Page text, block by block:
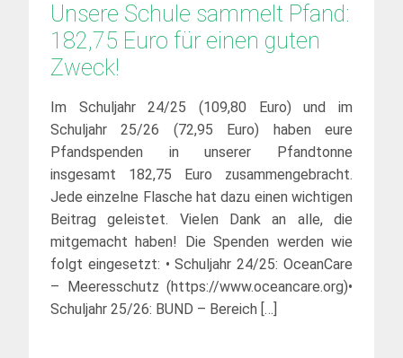
Unsere Schule sammelt Pfand:
182,75 Euro für einen guten
Zweck!
Im Schuljahr 24/25 (109,80 Euro) und im
Schuljahr 25/26 (72,95 Euro) haben eure
Pfandspenden in unserer Pfandtonne
insgesamt 182,75 Euro zusammengebracht.
Jede einzelne Flasche hat dazu einen wichtigen
Beitrag geleistet. Vielen Dank an alle, die
mitgemacht haben! Die Spenden werden wie
folgt eingesetzt: • Schuljahr 24/25: OceanCare
– Meeresschutz (https://www.oceancare.org)•
Schuljahr 25/26: BUND – Bereich […]